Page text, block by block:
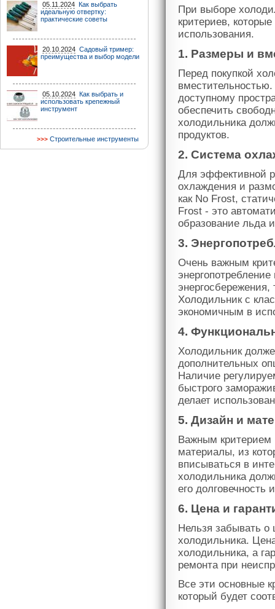
05.11.2024 Как выбрать
идеальную отвертку:
практические советы
20.10.2024 Садовый тример:
преимущества и выбор модели
05.10.2024 Как выбрать и
использовать крепежный
инструмент
Строительные инструменты
При выборе
критериев,
использования.
1. Размеры и
Перед покупкой
доступному
обеспечить
холодильника
продуктов.
2. Система
Для эффективной
охлаждения и
как No Frost,
Frost - это
образование льда
3.
Очень важным
Холодильник с
экономичным в
4.
Холодильник
дополнительных
Наличие
быстрого
делает
5. Дизайн и
Важным критерием
материалы, из
вписываться в
холодильника
его долговечность
6. Цена и
Нельзя забывать о
холодильника.
холодильника, а
ремонта при
Все эти основные
который будет